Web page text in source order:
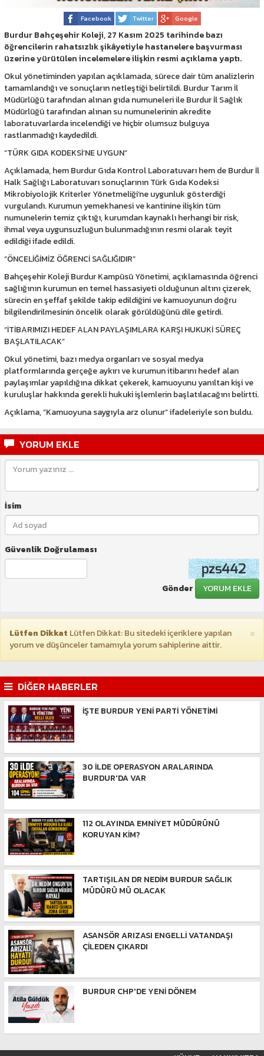
Facebook Twitter Google
Burdur Bahçeşehir Koleji, 27 Kasım 2025 tarihinde bazı
öğrencilerin rahatsızlık şikâyetiyle hastanelere başvurması
üzerine yürütülen incelemelere ilişkin resmi açıklama yaptı.
Okul yönetiminden yapılan açıklamada, sürece dair tüm analizlerin
tamamlandığı ve sonuçların netleştiği belirtildi. Burdur Tarım İl
Müdürlüğü tarafından alınan gıda numuneleri ile Burdur İl Sağlık
Müdürlüğü tarafından alınan su numunelerinin akredite
laboratuvarlarda incelendiği ve hiçbir olumsuz bulguya
rastlanmadığı kaydedildi.
“TÜRK GIDA KODEKSİ’NE UYGUN”
Açıklamada, hem Burdur Gıda Kontrol Laboratuvarı hem de Burdur İl
Halk Sağlığı Laboratuvarı sonuçlarının Türk Gıda Kodeksi
Mikrobiyolojik Kriterler Yönetmeliği’ne uygunluk gösterdiği
vurgulandı. Kurumun yemekhanesi ve kantinine ilişkin tüm
numunelerin temiz çıktığı, kurumdan kaynaklı herhangi bir risk,
ihmal veya uygunsuzluğun bulunmadığının resmi olarak teyit
edildiği ifade edildi.
“ÖNCELİĞİMİZ ÖĞRENCİ SAĞLIĞIDIR”
Bahçeşehir Koleji Burdur Kampüsü Yönetimi, açıklamasında öğrenci
sağlığının kurumun en temel hassasiyeti olduğunun altını çizerek,
sürecin en şeffaf şekilde takip edildiğini ve kamuoyunun doğru
bilgilendirilmesinin öncelik olarak görüldüğünü dile getirdi.
“İTİBARIMIZI HEDEF ALAN PAYLAŞIMLARA KARŞI HUKUKİ SÜREÇ
BAŞLATILACAK”
Okul yönetimi, bazı medya organları ve sosyal medya
platformlarında gerçeğe aykırı ve kurumun itibarını hedef alan
paylaşımlar yapıldığına dikkat çekerek, kamuoyunu yanıltan kişi ve
kuruluşlar hakkında gerekli hukuki işlemlerin başlatılacağını belirtti.
Açıklama, “Kamuoyuna saygıyla arz olunur” ifadeleriyle son buldu.
YORUM EKLE
İsim
Güvenlik Doğrulaması
Gönder YORUM EKLE
×
Lütfen Dikkat Lütfen Dikkat: Bu sitedeki içeriklere yapılan
yorum ve düşünceler tamamıyla yorum sahiplerine aittir.
DİĞER HABERLER
İŞTE BURDUR YENİ PARTİ YÖNETİMİ
30 İLDE OPERASYON ARALARINDA
BURDUR'DA VAR
112 OLAYINDA EMNİYET MÜDÜRÜNÜ
KORUYAN KİM?
TARTIŞILAN DR NEDİM BURDUR SAĞLIK
MÜDÜRÜ MÜ OLACAK
ASANSÖR ARIZASI ENGELLİ VATANDAŞI
ÇİLEDEN ÇIKARDI
BURDUR CHP'DE YENİ DÖNEM